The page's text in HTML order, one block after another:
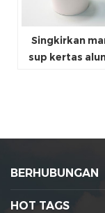
Singkirkan
sup kertas
BERHUBUNGAN
HOT TAGS